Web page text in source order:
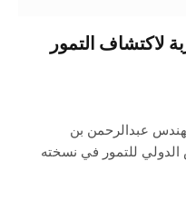
لاكتشاف التمور
عبدالرحمن بن
للتمور في نسخته